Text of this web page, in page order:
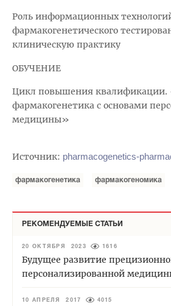
Роль информационных
фармакогенетического
клиническую практику
ОБУЧЕНИЕ
Цикл повышения квалификации.
фармакогенетика с основами
медицины»
Источник: pharmacogenetics-
фармакогенетика фармакогеномика
РЕКОМЕНДУЕМЫЕ СТАТЬИ
20 ОКТЯБРЯ 2023 1616
Будущее развитие
персонализированной
10 АПРЕЛЯ 2017 4015